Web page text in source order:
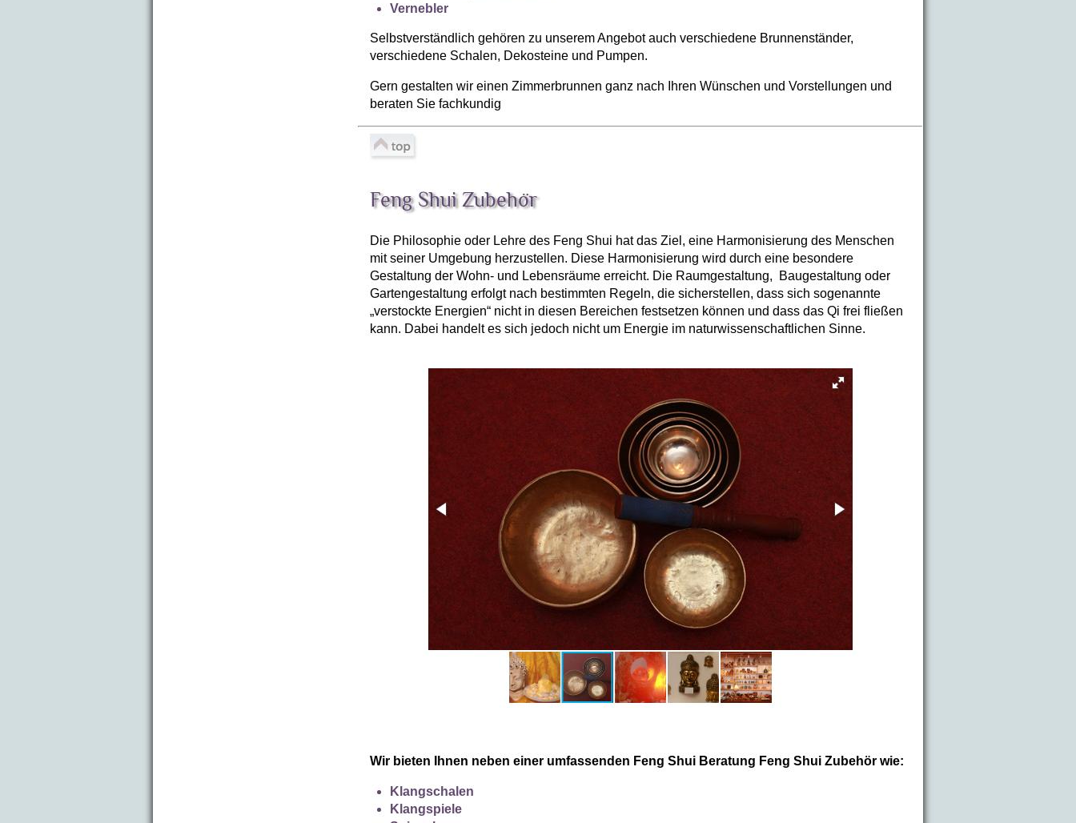
Vernebler
Selbstverständlich gehören zu unserem Angebot auch verschiedene Brunnenständer,
verschiedene Schalen, Dekosteine und Pumpen.
Gern gestalten wir einen Zimmerbrunnen ganz nach Ihren Wünschen und Vorstellungen und
beraten Sie fachkundig
Feng Shui Zubehör
Die Philosophie oder Lehre des Feng Shui hat das Ziel, eine Harmonisierung des Menschen
mit seiner Umgebung herzustellen. Diese Harmonisierung wird durch eine besondere
Gestaltung der Wohn- und Lebensräume erreicht. Die Raumgestaltung, Baugestaltung oder
Gartengestaltung erfolgt nach bestimmten Regeln, die sicherstellen, dass sich sogenannte
„verstockte Energien“ nicht in diesen Bereichen festsetzen können und dass das Qi frei fließen
kann. Dabei handelt es sich jedoch nicht um Energie im naturwissenschaftlichen Sinne.
Wir bieten Ihnen neben einer umfassenden Feng Shui Beratung Feng Shui Zubehör wie:
Klangschalen
Klangspiele